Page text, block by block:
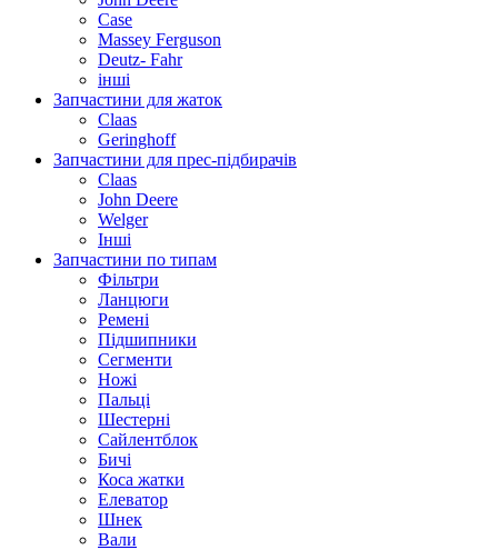
Case
Massey Ferguson
Deutz- Fahr
інші
Запчастини для жаток
Claas
Geringhoff
Запчастини для прес-підбирачів
Claas
John Deere
Welger
Інші
Запчастини по типам
Фільтри
Ланцюги
Ремені
Підшипники
Сегменти
Ножі
Пальці
Шестерні
Сайлентблок
Бичі
Коса жатки
Елеватор
Шнек
Вали